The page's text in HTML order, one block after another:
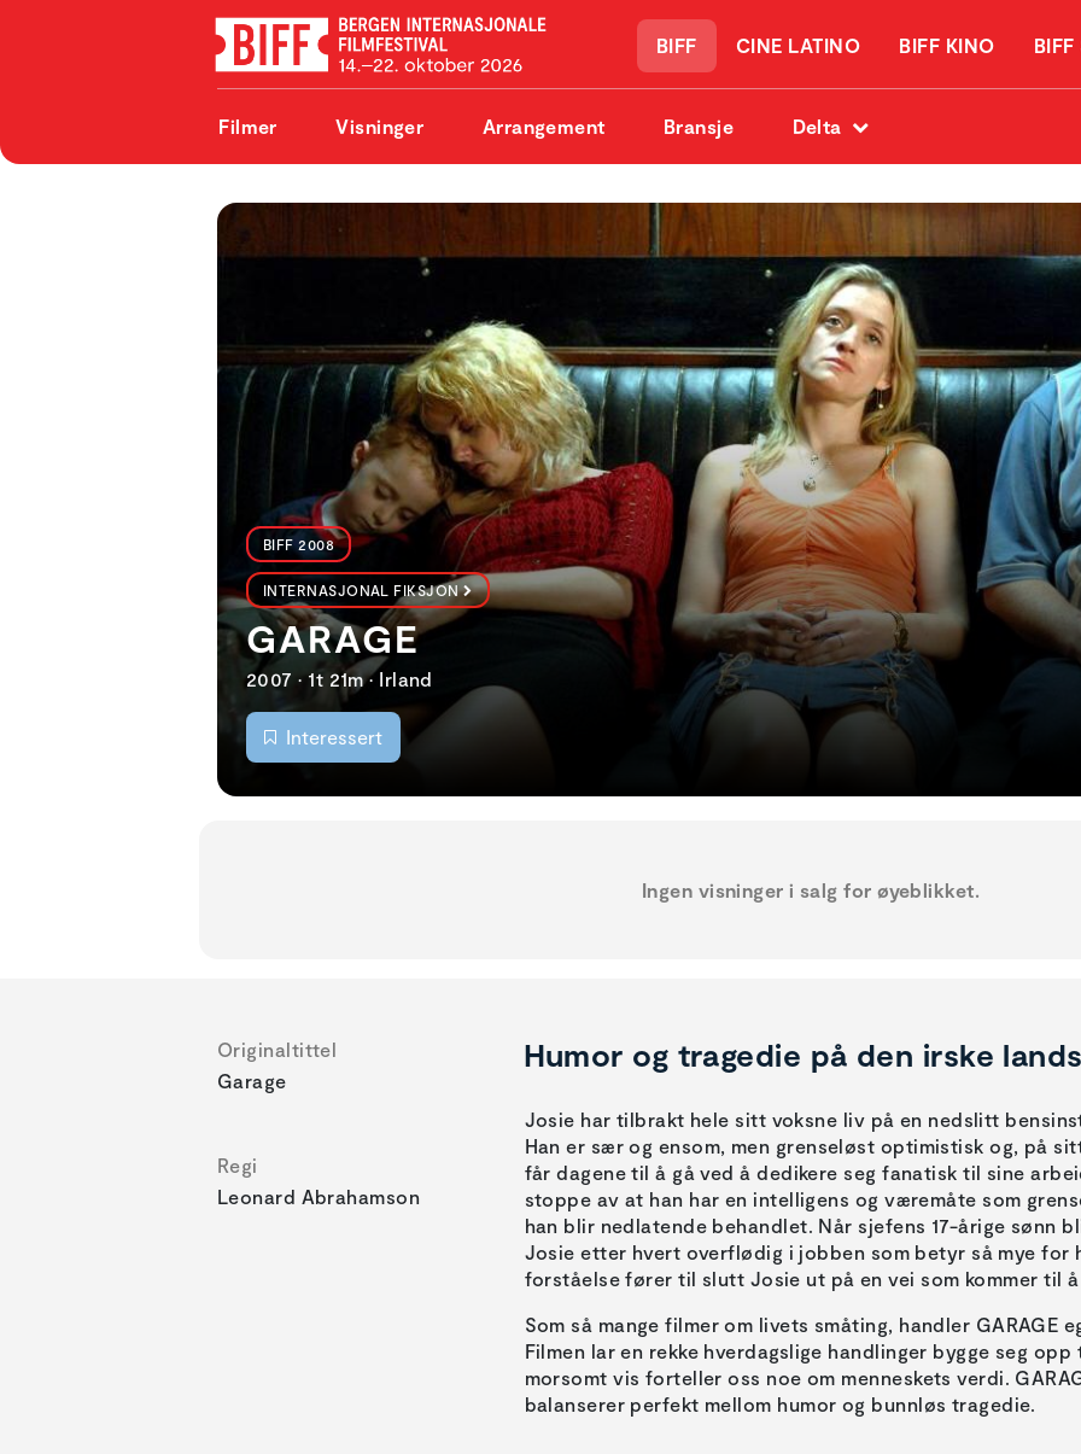
BIFF CINE LATINO BIFF KINO BIFF
Filmer Visninger Arrangement Bransje Delta
BIFF 2008
INTERNASJONAL FIKSJON
GARAGE
2007 • 1t 21m • Irland
Interessert
Ingen visninger i salg for øyeblikket.
Originaltittel
Garage
Regi
Leonard Abrahamson
Humor og tragedie på den irske
Josie har tilbrakt hele sitt voksne liv på en nedslitt
Han er sær og ensom, men grenseløst optimistisk og, på
får dagene til å gå ved å dedikere seg fanatisk til sine
stoppe av at han har en intelligens og væremåte som
han blir nedlatende behandlet. Når sjefens 17-årige sønn
Josie etter hvert overflødig i jobben som betyr så mye for
forståelse fører til slutt Josie ut på en vei som kommer til
Som så mange filmer om livets småting, handler GARAGE
Filmen lar en rekke hverdagslige handlinger bygge seg
morsomt vis forteller oss noe om menneskets verdi.
balanserer perfekt mellom humor og bunnløs tragedie.